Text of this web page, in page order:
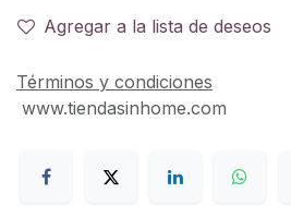
Agregar a la lista de deseos
Términos y condiciones
www.tiendasinhome.com